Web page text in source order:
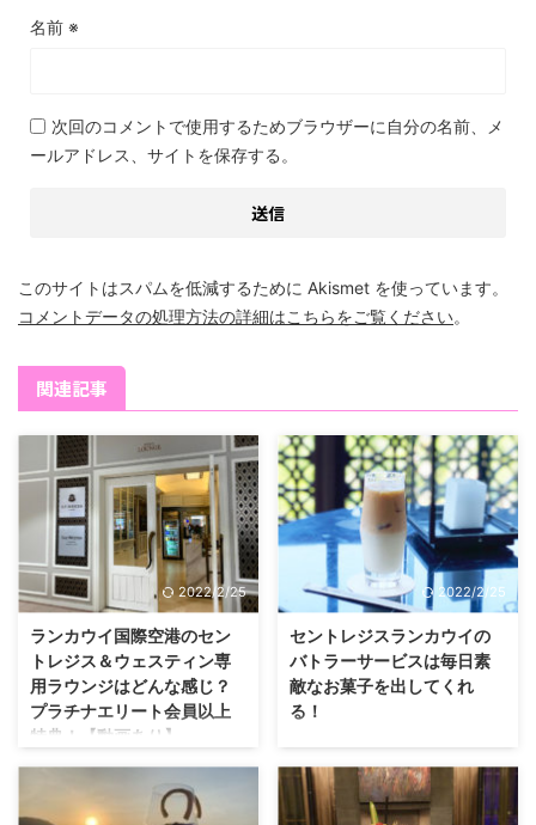
名前 ※
次回のコメントで使用するためブラウザーに自分の名前、メ
ールアドレス、サイトを保存する。
このサイトはスパムを低減するために Akismet を使っています。
コメントデータの処理方法の詳細はこちらをご覧ください。
関連記事
2022/2/25
ランカウイ国際空港のセン
トレジス＆ウェスティン専
用ラウンジはどんな感じ？
プラチナエリート会員以上
特典！【動画あり】
ランカウイのセントレジスもしく
はウェスティンに宿泊したプラチ
ナエリート以上の会員はランカウ
2022/2/25
セントレジスランカウイの
バトラーサービスは毎日素
敵なお菓子を出してくれ
る！
ゼクティブラウンジはありません
が「バトラーサービス」がありま
す。 私はこれまでマリオット系